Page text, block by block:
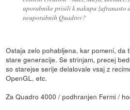
uporabnike prisili k nakupu žafranasto
neuporabnih Quadrov?
Ostaja zelo pohabljena, kar pomeni, da
stare generacije. Se strinjam, precej
so starejse serije delalovale vsaj z
OpenGL, etc.
Za Quadro 4000 / podhranjen Fermi /